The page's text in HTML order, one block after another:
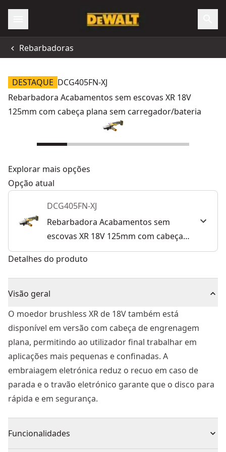
Rebarbadoras
DESTAQUE DCG405FN-XJ
Rebarbadora Acabamentos sem escovas XR 18V
125mm com cabeça plana sem carregador/bateria
Explorar mais opções
Opção atual
DCG405FN-XJ
Rebarbadora Acabamentos sem
escovas XR 18V 125mm com cabeça
plana sem carregador/bateria
Detalhes do produto
Visão geral
O moedor brushless XR de 18V também está
disponível em versão com cabeça de engrenagem
plana, permitindo ao utilizador final trabalhar em
aplicações mais pequenas e confinadas. A
embraiagem eletrónica reduz o recuo em caso de
parada e o travão eletrónico garante que o disco para
rápida e em segurança.
Funcionalidades